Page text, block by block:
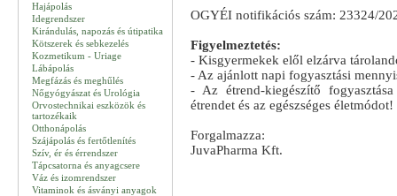
Hajápolás
Idegrendszer
Kirándulás, napozás és útipatika
Kötszerek és sebkezelés
Kozmetikum - Uriage
Lábápolás
Megfázás és meghűlés
Nőgyógyászat és Urológia
Orvostechnikai eszközök és
tartozékaik
Otthonápolás
Szájápolás és fertőtlenítés
Szív, ér és érrendszer
Tápcsatorna és anyagcsere
Váz és izomrendszer
Vitaminok és ásványi anyagok
OGYÉI notifikációs szám: 23324/
Figyelmeztetés:
- Kisgyermekek elől elzárva
- Az ajánlott napi fogyasztási
- Az étrend-kiegészítő
étrendet és az egészséges életmódot!
Forgalmazza:
JuvaPharma Kft.